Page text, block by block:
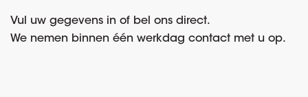
Vul uw gegevens in of bel ons direct.
We nemen binnen één werkdag contact met u op.